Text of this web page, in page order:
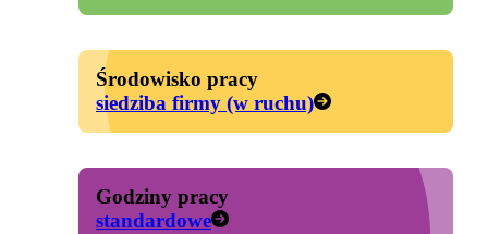
Środowisko pracy
siedziba firmy (w ruchu)
Godziny pracy
standardowe